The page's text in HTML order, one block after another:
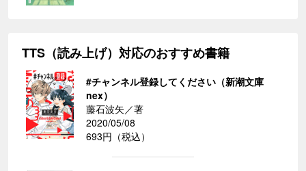
TTS（読み上げ）対応のおすすめ書籍
#チャンネル登録してください（新潮文庫
nex）
藤石波矢／著
2020/05/08
693円（税込）